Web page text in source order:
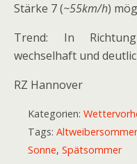
Stärke 7 (~55km/h)
Trend: In Richtung
wechselhaft und
RZ Hannover
Kategorien:
Tags: Altweibersommer
Sonne, Spätsommer